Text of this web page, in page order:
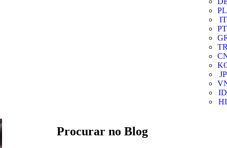
PL
IT
PT
JP
ID
HI
Procurar no Blog